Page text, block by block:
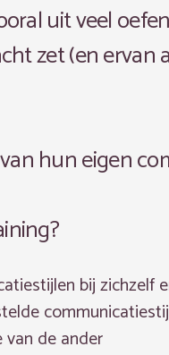
uit veel
zet (en
hun eigen
bij zichzelf
de ander